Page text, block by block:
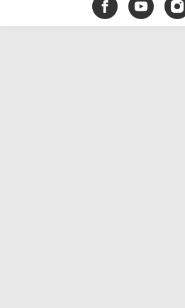
FacebookYouTube